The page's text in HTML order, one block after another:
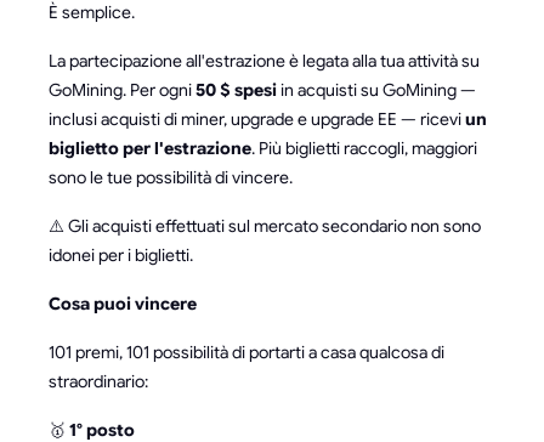
È semplice.
La partecipazione all'estrazione è legata alla tua attività su
GoMining. Per ogni50 $ spesiin acquisti su GoMining —
inclusi acquisti di miner, upgrade e upgrade EE — riceviun
biglietto per l'estrazione. Più biglietti raccogli, maggiori
sono le tue possibilità di vincere.
⚠️ Gli acquisti effettuati sul mercato secondario non sono
idonei per i biglietti.
Cosa puoi vincere
101 premi, 101 possibilità di portarti a casa qualcosa di
straordinario:
🥇 1° posto